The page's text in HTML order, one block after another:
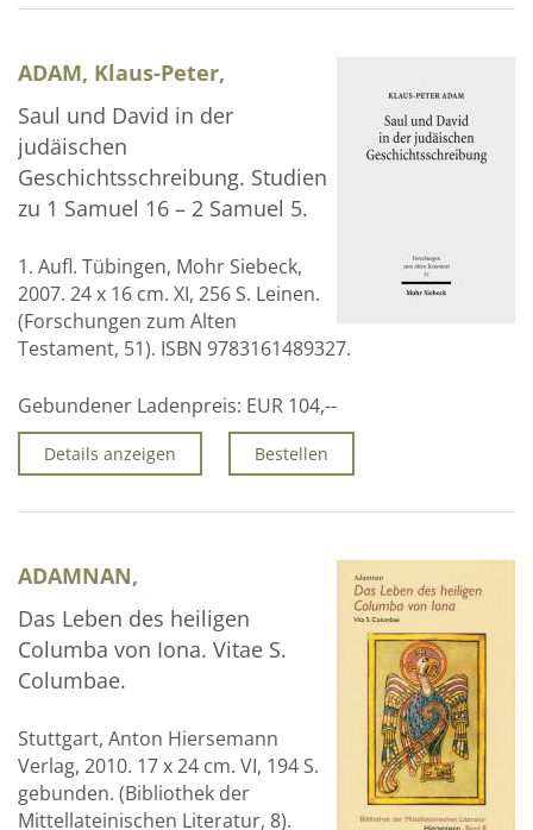
ADAM, Klaus-Peter,
Saul und David in der
judäischen
Geschichtsschreibung. Studien
zu 1 Samuel 16 – 2 Samuel 5.
1. Aufl. Tübingen, Mohr Siebeck,
2007. 24 x 16 cm. XI, 256 S. Leinen.
(Forschungen zum Alten
Testament, 51). ISBN 9783161489327.
Gebundener Ladenpreis: EUR 104,--
Details anzeigen Bestellen
ADAMNAN,
Das Leben des heiligen
Columba von Iona. Vitae S.
Columbae.
Stuttgart, Anton Hiersemann
Verlag, 2010. 17 x 24 cm. VI, 194 S.
gebunden. (Bibliothek der
Mittellateinischen Literatur, 8).